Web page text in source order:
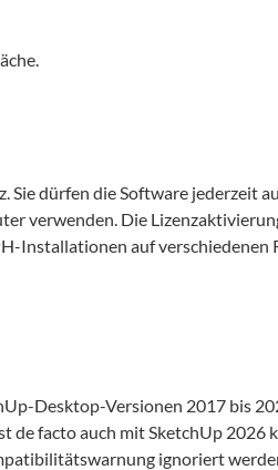
Sie dürfen die Software jederzeit
verwenden. Die
Installationen auf verschiedenen
Desktop-Versionen 2017 bis
de facto auch mit SketchUp 2026
ignoriert